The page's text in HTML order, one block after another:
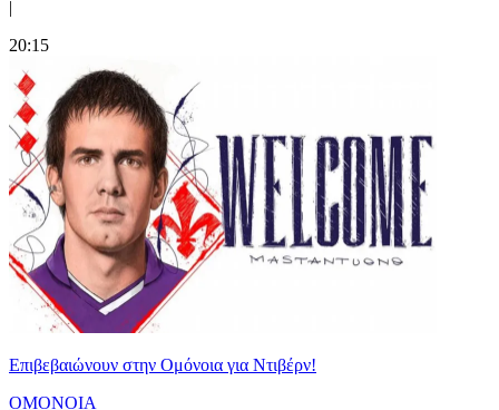
|
20:15
Επιβεβαιώνουν στην Ομόνοια για Ντιβέρν!
ΟΜΟΝΟΙΑ